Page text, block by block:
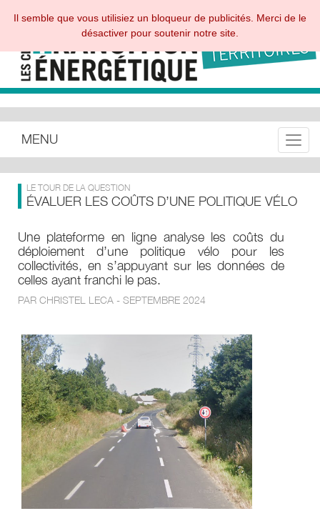
MENU
LE TOUR DE LA QUESTION
ÉVALUER LES COÛTS D’UNE POLITIQUE VÉLO
Une plateforme en ligne analyse les coûts du
déploiement d’une politique vélo pour les
collectivités, en s’appuyant sur les données de
celles ayant franchi le pas.
PAR CHRISTEL LECA - SEPTEMBRE 2024
Il semble que vous utilisiez un bloqueur de publicités. Merci de le
désactiver pour soutenir notre site.